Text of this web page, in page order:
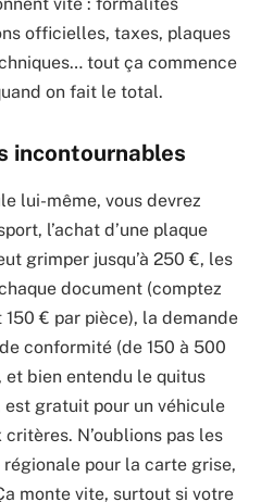
officielles, taxes, plaques
tout ça commence
on fait le total.
incontournables
lui-même, vous devrez
l’achat d’une plaque
grimper jusqu’à 250 €, les
document (comptez
€ par pièce), la demande
conformité (de 150 à 500
et bien entendu le quitus
gratuit pour un véhicule
N’oublions pas les
régionale pour la carte grise,
monte vite, surtout si votre